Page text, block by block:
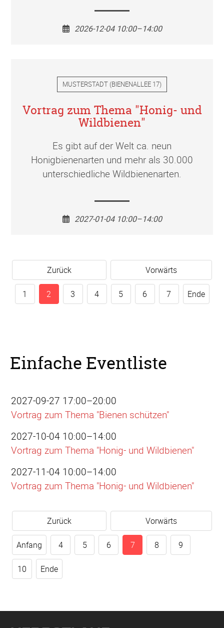
2026-12-04 10:00–14:00
MUSTERSTADT (BIENENALLEE 17)
Vortrag zum Thema "Honig- und
Wildbienen"
Es gibt auf der Welt ca. neun
Honigbienenarten und mehr als 30.000
unterschiedliche Wildbienenarten.
2027-01-04 10:00–14:00
Zurück Vorwärts
1 2 3 4 5 6 7 Ende
Einfache Eventliste
2027-09-27 17:00–20:00
Vortrag zum Thema "Bienen schützen"
2027-10-04 10:00–14:00
Vortrag zum Thema "Honig- und Wildbienen"
2027-11-04 10:00–14:00
Vortrag zum Thema "Honig- und Wildbienen"
Zurück Vorwärts
Anfang 4 5 6 7 8 9
10 Ende